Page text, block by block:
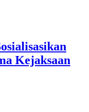
Kejaksaan